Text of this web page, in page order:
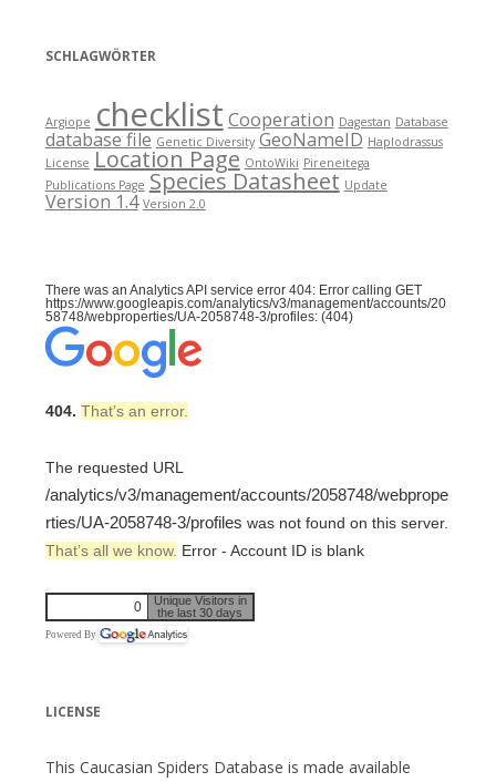
SCHLAGWÖRTER
Argiope checklist Cooperation Dagestan Database
database file Genetic Diversity GeoNameID Haplodrassus
License Location Page OntoWiki Pireneitega
Publications Page Species Datasheet Update
Version 1.4 Version 2.0
There was an Analytics API service error 404: Error calling GET
https://www.googleapis.com/analytics/v3/management/accounts/20
58748/webproperties/UA-2058748-3/profiles: (404)
404. That’s an error.
The requested URL
/analytics/v3/management/accounts/2058748/webprope
rties/UA-2058748-3/profiles was not found on this server.
That’s all we know. Error - Account ID is blank
0
Unique Visitors in
the last 30 days
Powered By
LICENSE
This Caucasian Spiders Database is made available